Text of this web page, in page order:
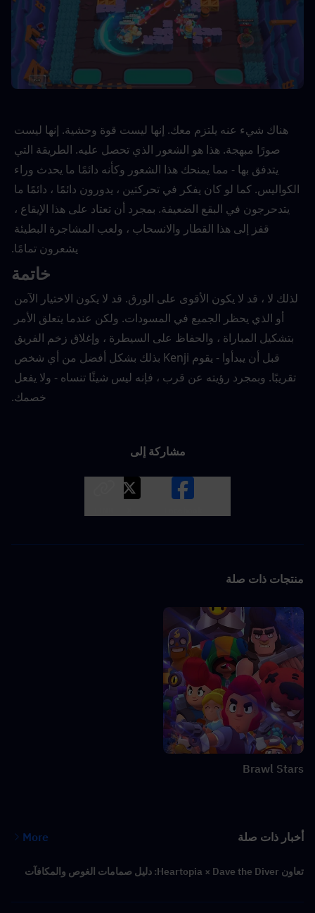
يشعرون تمامًا.
خاتمة
خصمك.
مشاركة إلى
منتجات ذات صلة
Brawl Stars
أخبار ذات صلة More
تعاون Heartopia × Dave the Diver: دليل صمامات الغوص والمكافآت